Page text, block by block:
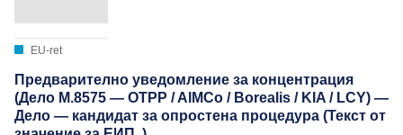
EU-ret
Предварително уведомление за концентрация
(Дело M.8575 — OTPP / AIMCo / Borealis / KIA / LCY) —
Дело — кандидат за опростена процедура (Текст от